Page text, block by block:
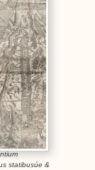
statibusúe &